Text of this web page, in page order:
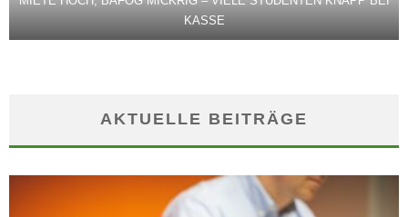
KASSE
AKTUELLE BEITRÄGE